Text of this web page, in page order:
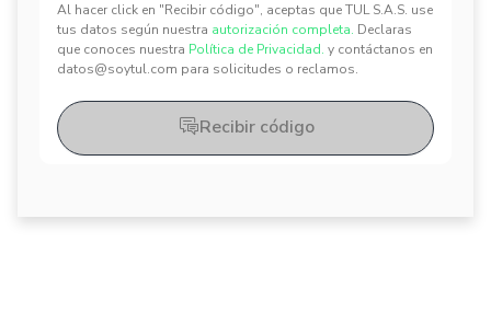
Al hacer click en "Recibir código", aceptas que TUL S.A.S. use
tus datos según nuestra autorización completa. Declaras
que conoces nuestra Política de Privacidad. y contáctanos en
datos@soytul.com para solicitudes o reclamos.
✕
✕
Recibir código